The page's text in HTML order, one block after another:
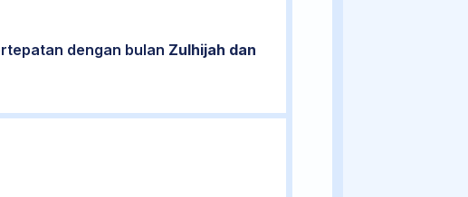
dengan bulan Zulhijah dan